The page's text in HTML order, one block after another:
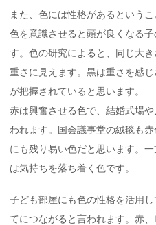
また、色には性格があるというこ
色を意識させると頭が良くなる
す。色の研究によると、同じ大
重さに見えます。黒は重さを感
が把握されていると思います。
赤は興奮させる色で、結婚式場
われます。国会議事堂の絨毯も
にも残り易い色だと思います。
は気持ちを落ち着く色です。
子ども部屋にも色の性格を活用
てにつながると言われます。赤